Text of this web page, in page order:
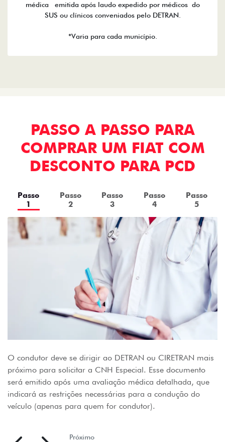
médica emitida após laudo expedido por médicos do
SUS ou clínicos conveniados pelo DETRAN.
*Varia para cada município.
PASSO A PASSO PARA
COMPRAR UM FIAT COM
DESCONTO PARA PCD
Passo
1
Passo
2
Passo
3
Passo
4
Passo
5
O condutor deve se dirigir ao DETRAN ou CIRETRAN mais
próximo para solicitar a CNH Especial. Esse documento
será emitido após uma avaliação médica detalhada, que
indicará as restrições necessárias para a condução do
veículo (apenas para quem for condutor).
Próximo